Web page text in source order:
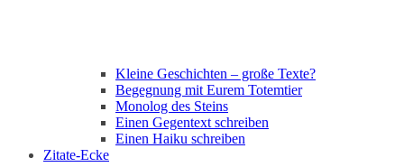
Kleine Geschichten – große Texte?
Begegnung mit Eurem Totemtier
Monolog des Steins
Einen Gegentext schreiben
Einen Haiku schreiben
Zitate-Ecke